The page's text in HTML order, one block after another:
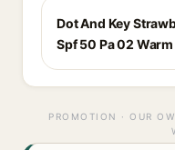
Dot And Key
Spf 50 Pa 02
PROMOTION · OUR